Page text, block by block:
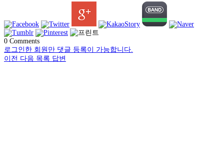
0 Comments
로그인한 회원만 댓글 등록이 가능합니다.
이전 다음 목록 답변